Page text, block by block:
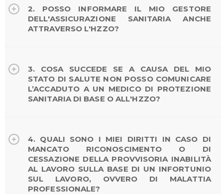
2. POSSO INFORMARE IL MIO GESTORE
DELL'ASSICURAZIONE SANITARIA ANCHE
ATTRAVERSO L'HZZO?
3. COSA SUCCEDE SE A CAUSA DEL MIO
STATO DI SALUTE NON POSSO COMUNICARE
L’ACCADUTO A UN MEDICO DI PROTEZIONE
SANITARIA DI BASE O ALL'HZZO?
4. QUALI SONO I MIEI DIRITTI IN CASO DI
MANCATO RICONOSCIMENTO O DI
CESSAZIONE DELLA PROVVISORIA INABILITÀ
AL LAVORO SULLA BASE DI UN INFORTUNIO
SUL LAVORO, OVVERO DI MALATTIA
PROFESSIONALE?